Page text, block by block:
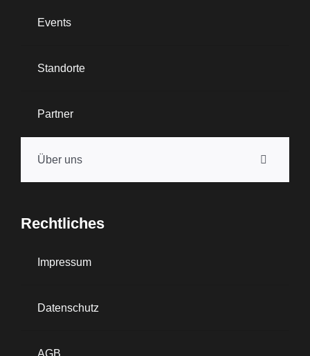
Events
Standorte
Partner
Über uns
Rechtliches
Impressum
Datenschutz
AGB